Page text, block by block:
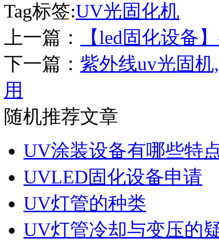
Tag标签:UV光固化机
上一篇：
【led固化设备
下一篇： 紫外线uv光固
用
随机推荐文章
UV涂装设备有哪些特
UVLED固化设备申请
UV灯管的种类
UV灯管冷却与变压的